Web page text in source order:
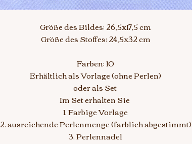
Größe des Bildes: 26,5x17,5 cm
Größe des Stoffes: 24,5x32 cm
Farben: 10
Erhältlich als Vorlage (ohne Perlen)
oder als Set
Im Set erhalten Sie
1. Farbige Vorlage
2. ausreichende Perlenmenge (farblich abgestimmt)
3. Perlennadel